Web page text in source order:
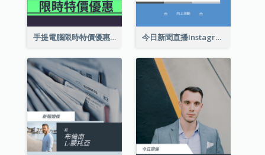
手提電腦限時特價優惠Instagram限時動態 今日新聞直播Instagram限時動態